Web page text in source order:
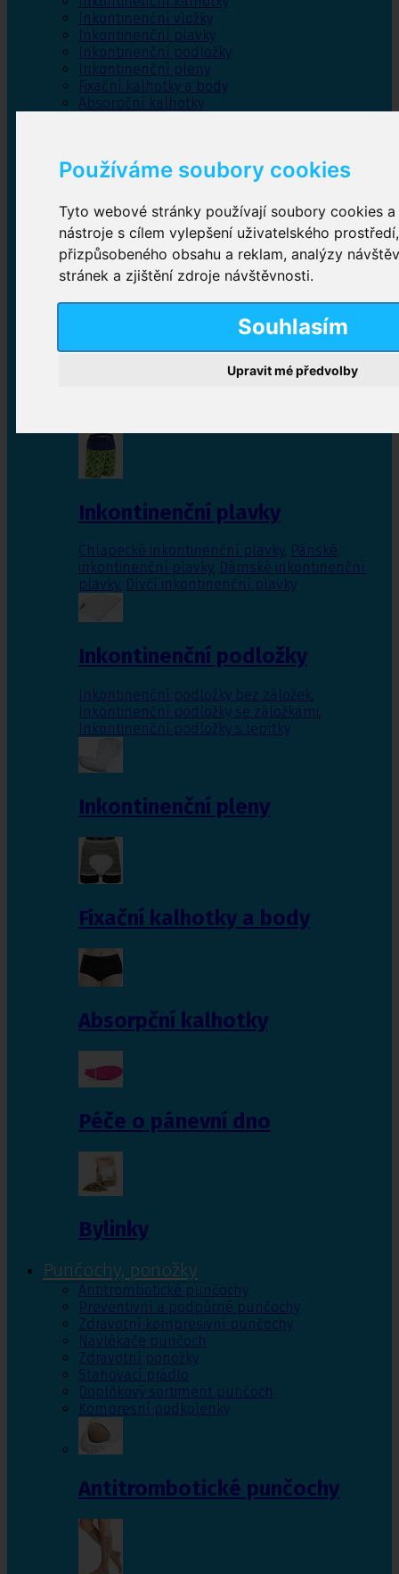
Používáme soubory cookies
Tyto webové stránky používají soubory cookies
nástroje s cílem vylepšení uživatelského
přizpůsobeného obsahu a reklam, analýzy
stránek a zjištění zdroje návštěvnosti.
Souhlasím
Upravit mé předvolby
Inkontinenční vložky
Inkontinenční plavky
Inkontinenční podložky
Inkontinenční pleny
Fixační kalhotky a body
Absorpční kalhotky
Inkontinenční kalhotky
Plenkové kalhotky navlékací,Plenkové kalhotky
zalepovací,Inkontinenční kalhotky dámské
Inkontinenční vložky
Inkontinenční plavky
Chlapecké inkontinenční plavky, Pánské
inkontinenční plavky, Dámské inkontinenční
plavky, Dívčí inkontinenční plavky
Inkontinenční podložky
Inkontinenční podložky bez záložek,
Inkontinenční podložky se záložkami,
Inkontinenční podložky s lepítky
Inkontinenční pleny
Fixační kalhotky a body
Absorpční kalhotky
Péče o pánevní dno
Bylinky
Punčochy, ponožky
Antitrombotické punčochy
Preventivní a podpůrné punčochy
Zdravotní kompresivní punčochy
Navlékače punčoch
Zdravotní ponožky
Stahovací prádlo
Doplňkový sortiment punčoch
Kompresní podkolenky
Antitrombotické punčochy